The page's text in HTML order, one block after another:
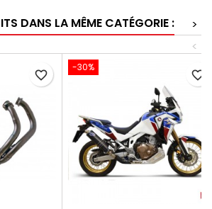
DANS LA MÊME CATÉGORIE :
>
<
favorite_border
-30%
favorite_border